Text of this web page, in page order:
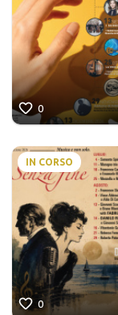
0
IN CORSO
0